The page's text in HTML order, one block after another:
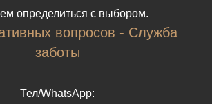
определиться с выбором.
вопросов - Служба
заботы
Тел/WhatsApp: